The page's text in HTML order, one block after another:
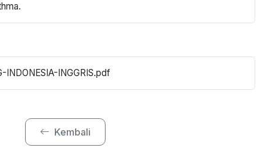
INDONESIA-INGGRIS.pdf
Kembali